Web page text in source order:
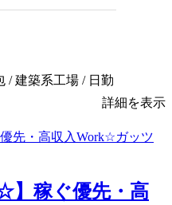
/ 建築系工場 / 日勤
詳細を表示
】稼ぐ優先・高